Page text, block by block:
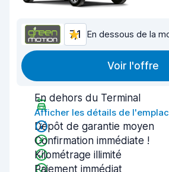
7,1 En dessous de la
Voir l'offre
En dehors du Terminal
Afficher les détails de
Dépôt de garantie moyen
Confirmation immédiate !
Kilométrage illimité
Paiement immédiat